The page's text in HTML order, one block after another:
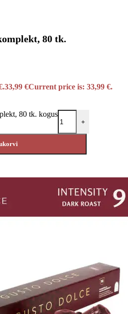
80 tk.
33,99 €Current price is: 33,99 €.
80 tk. kogus
+